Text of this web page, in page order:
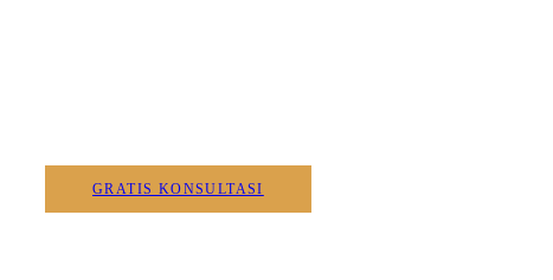
GRATIS KONSULTASI